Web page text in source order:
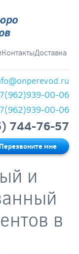
КонтактыДоставка
00-06
00-06
744-76-57
мне
и
в